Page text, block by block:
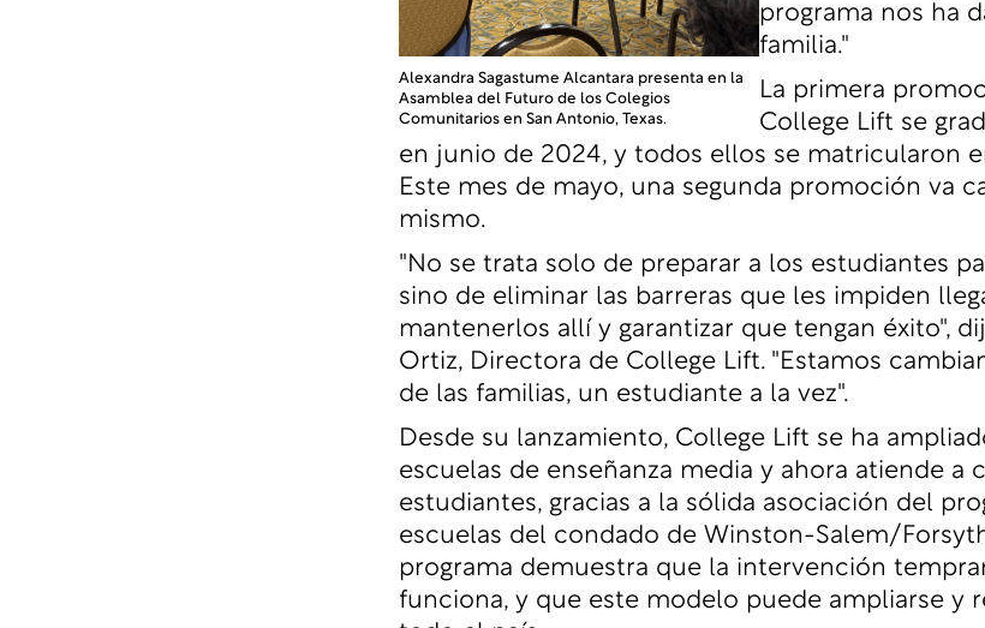
Alexandra Sagastume Alcantara presenta en la
Asamblea del Futuro de los Colegios
Comunitarios en San Antonio, Texas.
programa nos ha
familia."
La primera
College Lift se
en junio de 2024, y todos ellos se matricularon
Este mes de mayo, una segunda promoción va
mismo.
"No se trata solo de preparar a los estudiantes
sino de eliminar las barreras que les impiden
mantenerlos allí y garantizar que tengan éxito",
Ortiz, Directora de College Lift. "Estamos
de las familias, un estudiante a la vez".
Desde su lanzamiento, College Lift se ha
escuelas de enseñanza media y ahora atiende a
estudiantes, gracias a la sólida asociación del
escuelas del condado de Winston-Salem/
programa demuestra que la intervención
funciona, y que este modelo puede ampliarse y